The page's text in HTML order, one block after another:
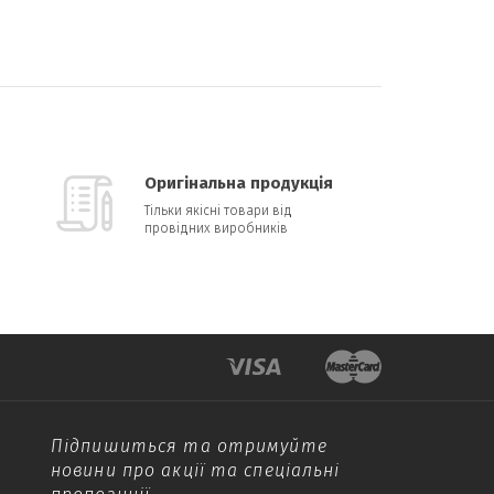
Оригінальна продукція
Тільки якісні товари від
провідних виробників
Підпишиться та отримуйте
новини про акції та спеціальні